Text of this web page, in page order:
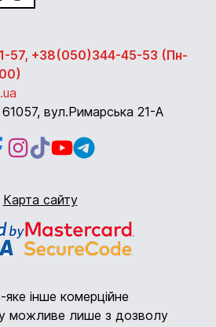
57, +38(050)344-45-53 (Пн-
61057, вул.Римарська 21-А
Instagram
Instagram
YoutubeTelegram
Карта сайту
інше комерційне
можливе лише з дозволу